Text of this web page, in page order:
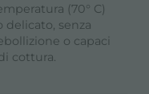
(70° C)
delicato, senza
o capaci
cottura.